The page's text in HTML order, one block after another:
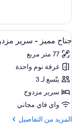
غرفة
سرير
كبير
(Sax
Queen)
استعراض
جميع
صور
جناح
مميز
-
سرير
مزدوج
9
جناح مميز - سرير
77 متر مربع
غرفة نوم واحدة
يتّسع لـ 3
سرير مزدوج
واي فاي مجاني
المزيد من التفاصيل
المزيد